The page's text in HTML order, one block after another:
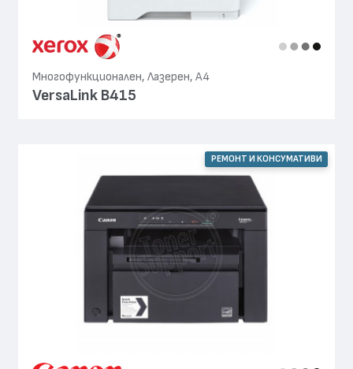
Многофункционален, Лазерен, А4
VersaLink B415
РЕМОНТ И КОНСУМАТИВИ